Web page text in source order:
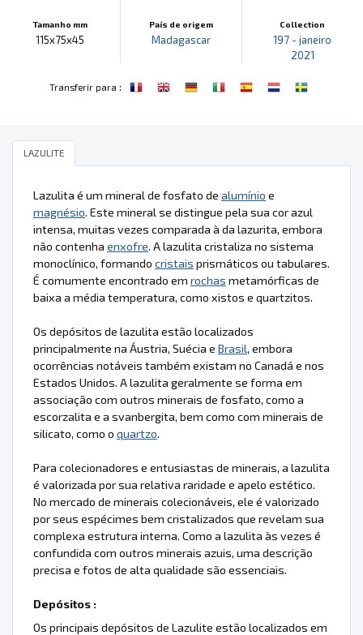
Tamanho mm
115x75x45
País de origem
Madagascar
Collection
197 - janeiro
2021
Transferir para :
LAZULITE
Lazulita é um mineral de fosfato de alumínio e
magnésio. Este mineral se distingue pela sua cor azul
intensa, muitas vezes comparada à da lazurita, embora
não contenha enxofre. A lazulita cristaliza no sistema
monoclínico, formando cristais prismáticos ou tabulares.
É comumente encontrado em rochas metamórficas de
baixa a média temperatura, como xistos e quartzitos.
Os depósitos de lazulita estão localizados
principalmente na Áustria, Suécia e Brasil, embora
ocorrências notáveis também existam no Canadá e nos
Estados Unidos. A lazulita geralmente se forma em
associação com outros minerais de fosfato, como a
escorzalita e a svanbergita, bem como com minerais de
silicato, como o quartzo.
Para colecionadores e entusiastas de minerais, a lazulita
é valorizada por sua relativa raridade e apelo estético.
No mercado de minerais colecionáveis, ele é valorizado
por seus espécimes bem cristalizados que revelam sua
complexa estrutura interna. Como a lazulita às vezes é
confundida com outros minerais azuis, uma descrição
precisa e fotos de alta qualidade são essenciais.
Depósitos :
Os principais depósitos de Lazulite estão localizados em